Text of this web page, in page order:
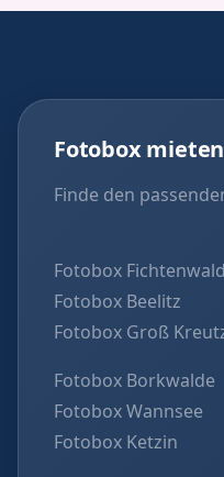
Fotobox
Finde den
Fotobox
Fotobox Beelitz
Fotobox Groß
Fotobox Borkwalde
Fotobox Wannsee
Fotobox Ketzin